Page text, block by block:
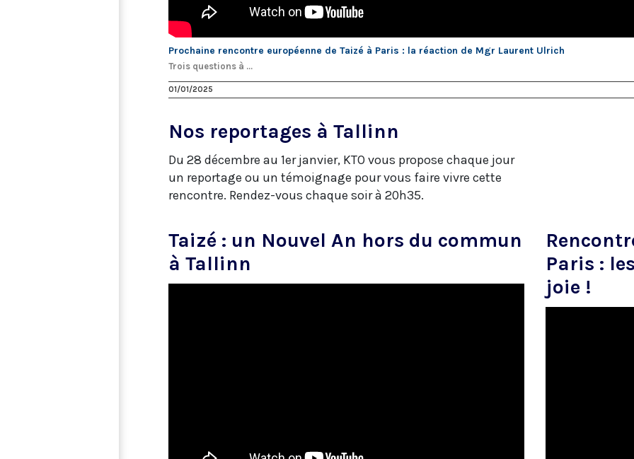
Prochaine rencontre européenne de Taizé à Paris : la réaction de Mgr Laurent Ulrich
Trois questions à ...
01/01/2025
Nos reportages à Tallinn
Du 28 décembre au 1er janvier, KTO vous propose chaque jour
un reportage ou un témoignage pour vous faire vivre cette
rencontre. Rendez-vous chaque soir à 20h35.
Taizé : un Nouvel An hors du commun
à Tallinn
Paris :
joie !